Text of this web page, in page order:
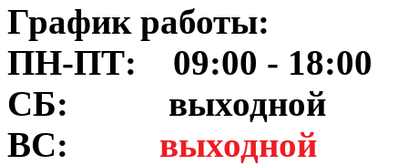
График работы:
ПН-ПТ: 09:00 - 18:00
СБ:
выходной
ВС: выходной